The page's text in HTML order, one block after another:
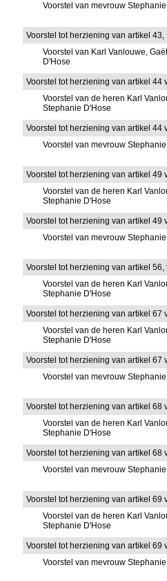
Voorstel van mevrouw
Voorstel tot herziening van artikel
Voorstel van Karl Vanlouwe,
D'Hose
Voorstel tot herziening van artikel
Voorstel van de heren Karl
Stephanie D'Hose
Voorstel tot herziening van artikel 44
Voorstel van mevrouw
Voorstel tot herziening van artikel
Voorstel van de heren Karl
Stephanie D'Hose
Voorstel tot herziening van artikel 49
Voorstel van mevrouw
Voorstel tot herziening van artikel
Voorstel van de heren Karl
Stephanie D'Hose
Voorstel tot herziening van artikel
Voorstel van de heren Karl
Stephanie D'Hose
Voorstel tot herziening van artikel 67
Voorstel van mevrouw
Voorstel tot herziening van artikel
Voorstel van de heren Karl
Stephanie D'Hose
Voorstel tot herziening van artikel 68
Voorstel van mevrouw
Voorstel tot herziening van artikel
Voorstel van de heren Karl
Stephanie D'Hose
Voorstel tot herziening van artikel 69
Voorstel van mevrouw